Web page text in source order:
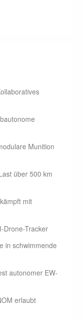
Munition
über 500 km
mit
Drone-Tracker
in schwimmende
autonomer EW-
erlaubt